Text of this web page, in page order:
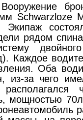
Schwarzloze
Экипаж
рядом
Каждое
Оба
из-за чего
мощностью